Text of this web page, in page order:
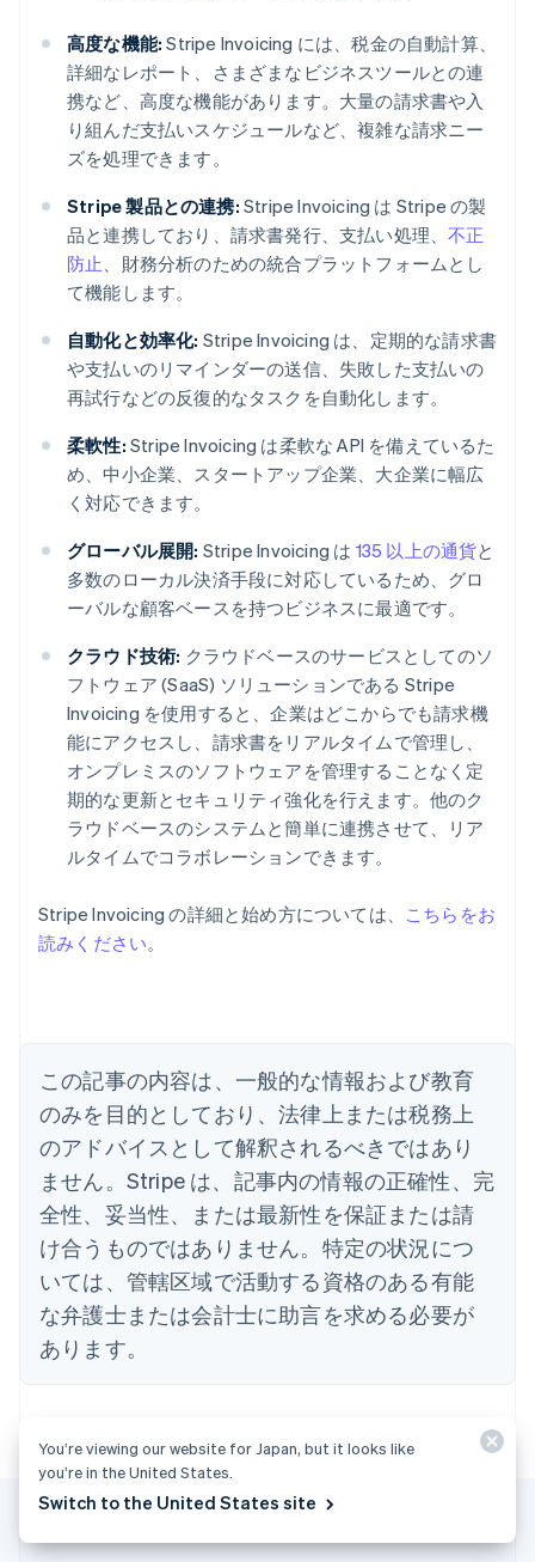
高度な機能: Stripe Invoicing には、税金の自動計算、
詳細なレポート、さまざまなビジネスツールとの連
携など、高度な機能があります。大量の請求書や入
り組んだ支払いスケジュールなど、複雑な請求ニー
ズを処理できます。
Stripe 製品との連携: Stripe Invoicing は Stripe の製
品と連携しており、請求書発行、支払い処理、不正
防止、財務分析のための統合プラットフォームとし
て機能します。
自動化と効率化: Stripe Invoicing は、定期的な請求書
や支払いのリマインダーの送信、失敗した支払いの
再試行などの反復的なタスクを自動化します。
柔軟性: Stripe Invoicing は柔軟な API を備えているた
め、中小企業、スタートアップ企業、大企業に幅広
く対応できます。
グローバル展開: Stripe Invoicing は 135 以上の通貨と
多数のローカル決済手段に対応しているため、グロ
ーバルな顧客ベースを持つビジネスに最適です。
クラウド技術: クラウドベースのサービスとしてのソ
フトウェア (SaaS) ソリューションである Stripe
Invoicing を使用すると、企業はどこからでも請求機
能にアクセスし、請求書をリアルタイムで管理し、
オンプレミスのソフトウェアを管理することなく定
期的な更新とセキュリティ強化を行えます。他のク
ラウドベースのシステムと簡単に連携させて、リア
ルタイムでコラボレーションできます。
Stripe Invoicing の詳細と始め方については、 こちらをお
読みください。
この記事の内容は、一般的な情報および教育
のみを目的としており、法律上または税務上
のアドバイスとして解釈されるべきではあり
ません。Stripe は、記事内の情報の正確性、完
全性、妥当性、または最新性を保証または請
け合うものではありません。特定の状況につ
いては、管轄区域で活動する資格のある有能
な弁護士または会計士に助言を求める必要が
あります。
English
アメリカ
イギリス
イタリア
Italiano English
インド
English
エストニア
English
オーストラリア
English
オーストリア
Deutsch English
オランダ
Nederlands
English
ギリシア
English
EnglishItaliano
You’re viewing our website for Japan, but it looks like
you’re in the United States.
Switch to the United States site